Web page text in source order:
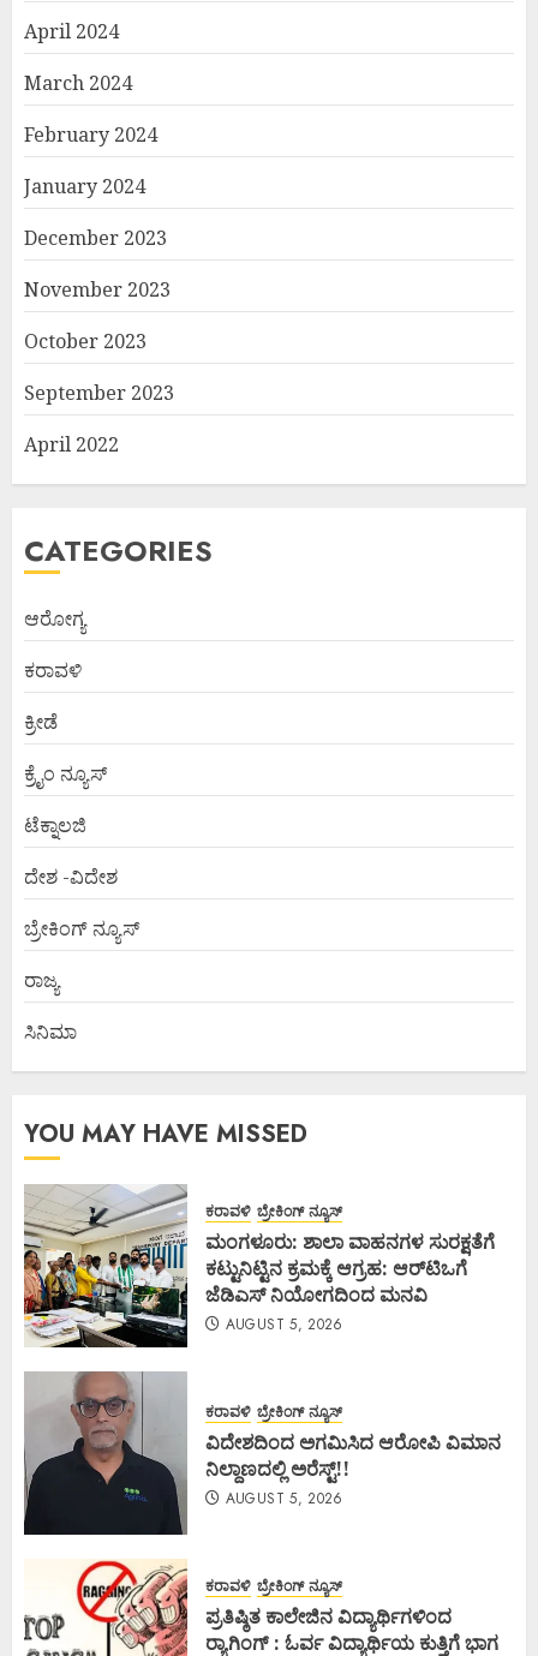
April 2024
March 2024
February 2024
January 2024
December 2023
November 2023
October 2023
September 2023
April 2022
CATEGORIES
ಆರೋಗ್ಯ
ಕರಾವಳಿ
ಕ್ರೀಡೆ
ಕ್ರೈಂ ನ್ಯೂಸ್
ಟೆಕ್ನಾಲಜಿ
ದೇಶ -ವಿದೇಶ
ಬ್ರೇಕಿಂಗ್ ನ್ಯೂಸ್
ರಾಜ್ಯ
ಸಿನಿಮಾ
YOU MAY HAVE MISSED
ಕರಾವಳಿ ಬ್ರೇಕಿಂಗ್ ನ್ಯೂಸ್
ಮಂಗಳೂರು: ಶಾಲಾ ವಾಹನಗಳ ಸುರಕ್ಷತೆಗೆ
ಕಟ್ಟುನಿಟ್ಟಿನ ಕ್ರಮಕ್ಕೆ ಆಗ್ರಹ: ಆರ್‌ಟಿಒಗೆ
ಜೆಡಿಎಸ್ ನಿಯೋಗದಿಂದ ಮನವಿ
AUGUST 5, 2026
ಕರಾವಳಿ ಬ್ರೇಕಿಂಗ್ ನ್ಯೂಸ್
ವಿದೇಶದಿಂದ ಅಗಮಿಸಿದ ಆರೋಪಿ ವಿಮಾನ
ನಿಲ್ದಾಣದಲ್ಲಿ ಅರೆಸ್ಟ್‌!!
AUGUST 5, 2026
ಕರಾವಳಿ ಬ್ರೇಕಿಂಗ್ ನ್ಯೂಸ್
ಪ್ರತಿಷ್ಠಿತ ಕಾಲೇಜಿನ ವಿದ್ಯಾರ್ಥಿಗಳಿಂದ
ರ‍್ಯಾಗಿಂಗ್ : ಓರ್ವ ವಿದ್ಯಾರ್ಥಿಯ ಕುತ್ತಿಗೆ ಭಾಗ